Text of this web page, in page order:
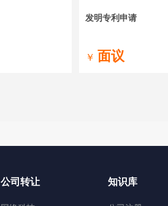
发明专利申请
￥ 面议
公司转让 知识库